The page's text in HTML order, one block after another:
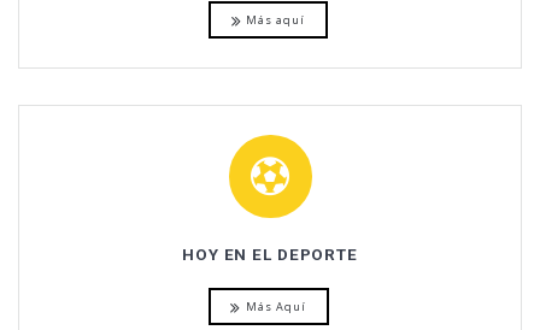
Más aquí
HOY EN EL DEPORTE
Más Aquí